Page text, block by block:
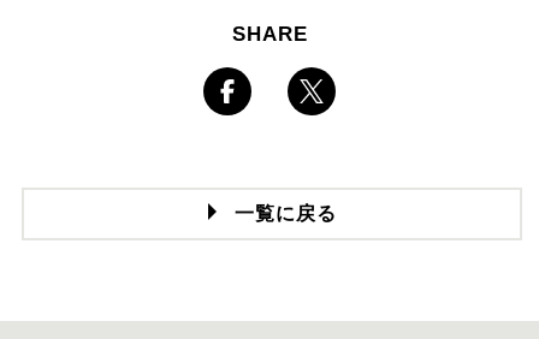
SHARE
一覧に戻る